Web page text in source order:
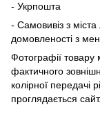
- Укрпошта
- Самовивіз з
домовленості з
Фотографії товару
фактичного
колірної передачі
проглядається сайт.